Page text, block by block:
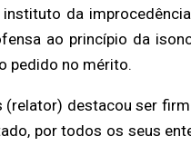
instituto da
ao princípio da
pedido no mérito.
(relator) destacou ser
por todos os seus